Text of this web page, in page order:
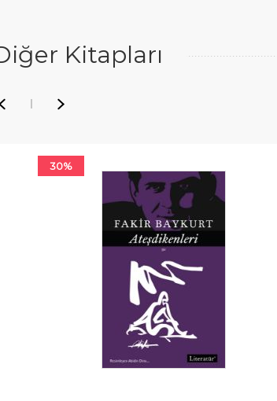
Kitapları
30%